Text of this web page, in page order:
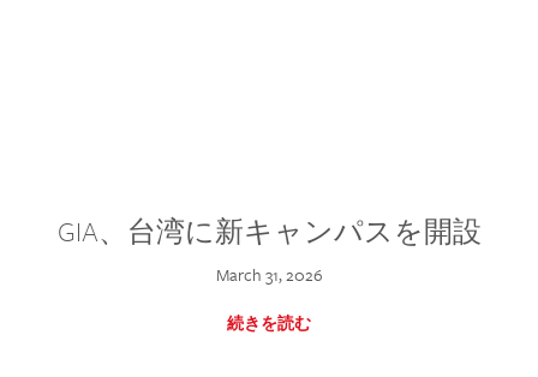
GIA、台湾に新キャンパスを開設
March 31, 2026
続きを読む